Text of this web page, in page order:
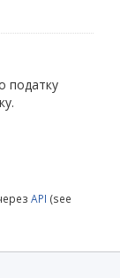
податку
API (see